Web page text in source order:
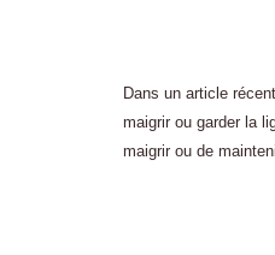
Dans un article
maigrir ou garder la
maigrir ou de